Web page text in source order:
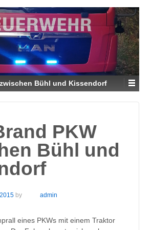
Bühl und Kissendorf
PKW
Bühl und
by admin
eines PKWs mit einem Traktor